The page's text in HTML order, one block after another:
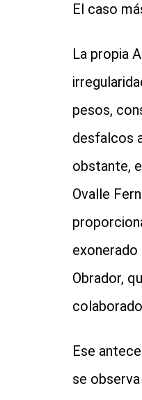
El caso
La propia
pesos,
desfalcos
obstante,
Ovalle
Obrador,
Ese
se